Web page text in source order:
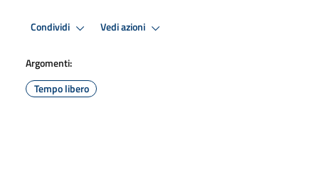
Condividi Vedi azioni
Argomenti:
Tempo libero